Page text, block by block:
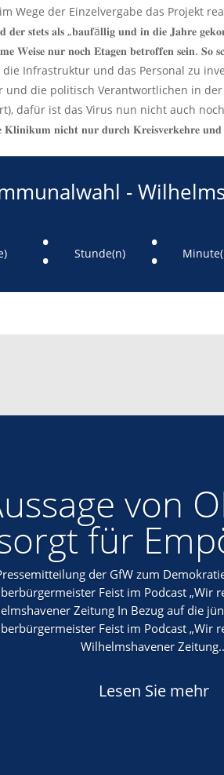
Wege der Einzelvergabe das Projekt
𝐚𝐥𝐬 „𝐛𝐚𝐮𝐟ä𝐥𝐥𝐢𝐠 𝐮𝐧𝐝 𝐢𝐧 𝐝𝐢𝐞 𝐉𝐚𝐡𝐫𝐞
𝐖𝐞𝐢𝐬𝐞 𝐧𝐮𝐫 𝐧𝐨𝐜𝐡 𝐄𝐭𝐚𝐠𝐞𝐧 𝐛𝐞𝐭𝐫𝐨𝐟𝐟𝐞𝐧 𝐬𝐞𝐢𝐧. 𝐒𝐨
die Infrastruktur und das Personal zu
und die politisch Verantwortlichen in
dafür ist das Virus nun nicht auch
𝐧𝐢𝐜𝐡𝐭 𝐧𝐮𝐫 𝐝𝐮𝐫𝐜𝐡 𝐊𝐫𝐞𝐢𝐬𝐯𝐞𝐫𝐤𝐞𝐡𝐫𝐞 𝐮𝐧𝐝
-
: Stunde(n) :
von
für
der GfW zum
Feist im Podcast „Wir
Zeitung In Bezug auf die
Feist im Podcast „Wir
Wilhelmshavener
Lesen Sie mehr